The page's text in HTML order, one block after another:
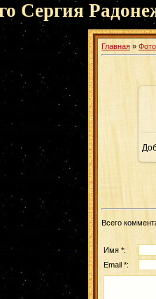
Сергия
Главная »
Всего
Имя *:
Email *: